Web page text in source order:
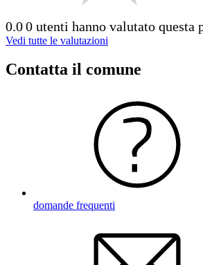
0.00 utenti hanno valutato questa
Vedi tutte le valutazioni
Contatta il comune
domande frequenti